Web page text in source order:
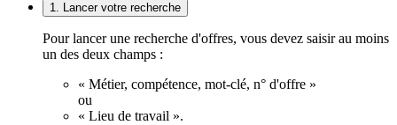
1. Lancer votre recherche
Pour lancer une recherche d'offres, vous devez saisir au moins
un des deux champs :
« Métier, compétence, mot-clé, n° d'offre »
ou
« Lieu de travail ».